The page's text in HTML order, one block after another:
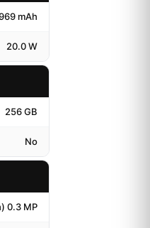
mAh
20.0 W
256 GB
No
0.3 MP